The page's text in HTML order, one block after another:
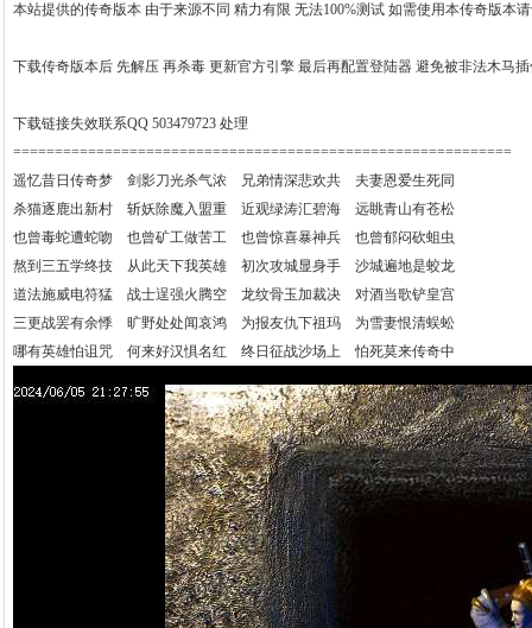
本站提供的传奇版本 由于来源不同 精力有限 无法100%测试 如需使用本传奇版本
下载传奇版本后 先解压 再杀毒 更新官方引擎 最后再配置登陆器 避免被非法木马
下载链接失效联系QQ 503479723 处理
============================================================
遥忆昔日传奇梦 剑影刀光杀气浓 兄弟情深悲欢共 夫妻恩爱生死同
杀猫逐鹿出新村 斩妖除魔入盟重 近观绿涛汇碧海 远眺青山有苍松
也曾毒蛇遭蛇吻 也曾矿工做苦工 也曾惊喜暴神兵 也曾郁闷砍蛆虫
熬到三五学终技 从此天下我英雄 初次攻城显身手 沙城遍地是蛟龙
道法施威电符猛 战士逞强火腾空 龙纹骨玉加裁决 对酒当歌铲皇宫
三更战罢有余悸 旷野处处闻哀鸿 为报友仇下祖玛 为雪妻恨清蜈蚣
哪有英雄怕诅咒 何来好汉惧名红 终日征战沙场上 怕死莫来传奇中